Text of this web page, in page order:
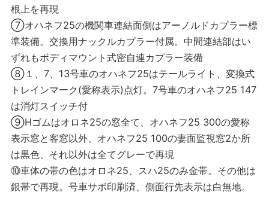
根上を再現
⑦オハネフ25の機関車連結面側はアーノルドカプラー標
準装備。交換用ナックルカプラー付属。中間連結部はい
ずれもボディマウント式密自連カプラー装備
⑧１、7、13号車のオハネフ25はテールライト、変換式
トレインマーク(愛称表示)点灯。7号車のオハネフ25 147
は消灯スイッチ付
⑨Hゴムはオロネ25の窓全て、オハネフ25 300の愛称
表示窓と客窓以外、オハネフ25 100の妻面監視窓2か所
は黒色、それ以外は全てグレーで再現
⑩車体の帯の色はオロネ25、スハ25のみ金帯。その他は
銀帯で再現。号車サボ印刷済、側面行先表示は白無地。